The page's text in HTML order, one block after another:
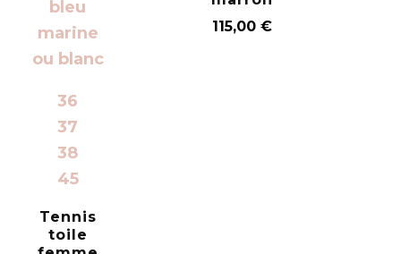
36
37
38
45
Tennis
toile
115,00€